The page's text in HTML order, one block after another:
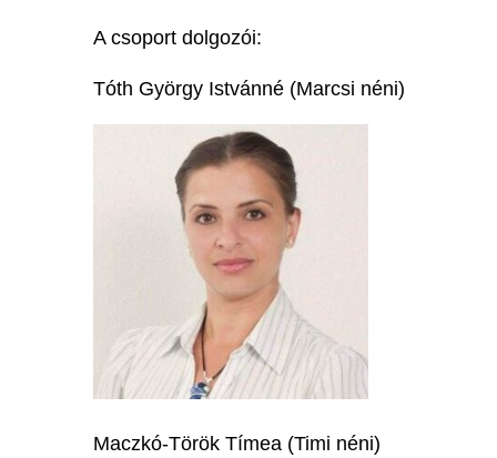
A csoport dolgozói:
Tóth György Istvánné (Marcsi néni)
Maczkó-Török Tímea (Timi néni)